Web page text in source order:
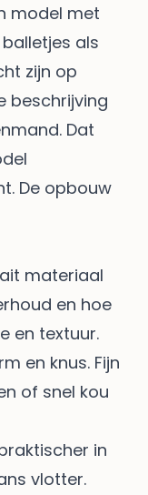
model met
als
zijn op
beschrijving
. Dat
De opbouw
materiaal
en hoe
en textuur.
en knus. Fijn
of snel kou
in
vlotter.